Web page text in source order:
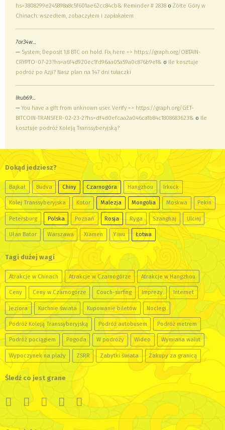
hs=3808299e245898a8c5f601ae62cc84cb& Reminder # 2838 oŻółte Góry w
Chinach: wszedłem, zobaczyłem i zapłakałem
7or34w…
— System; Deposit 1.8 BTC on hold. Fix here => https://graph.org/OBTAIN-
CRYPTO-07-23?hs=a6f4d920ec1fd96aa05a59a0c876b9e1& o Ile kosztuje
podróż po Azji? Nasz plan na 147 dni tułaczki
lkub69…
—You have a gift from unknown user. Verify => https://graph.org/GET-
BITCOIN-TRANSFER-02-23-2?hs=df4d0efcaa2a046ca1b84c1808683623& o Ile
kosztuje podróż Koleją Transsyberyjską?
Dokąd jedziesz?
Bajkał Budva Chiny Czarnogóra Hangzhou Irkuck
Kolej Transsyberyjska Kotor Malezja Mongolia Moskwa Pekin
Petersburg Polska Poznań Rosja Ryga Szanghaj Ulcinj
Ułan Bator Warszawa Xiamen Yiwu Łotwa
Tagi dużej wagi
Atrakcje w Chinach Atrakcje w Czarnogórze Atrakcje w Hangzhou
Ceny Ceny w Czarnogórze Couch-surfing Imprezy Internet
Jeziora Kuchnie świata Kupowanie biletów Noclegi
Podróż Koleją Transsyberyjską Podróż autobusem Podróż metrem
Podróż pociągiem Pogoda W podróży Wideo Wymiana walut
Wypoczynek na plaży ZSRR Zabytki świata Zakupy za granicą
Śledź co jest grane